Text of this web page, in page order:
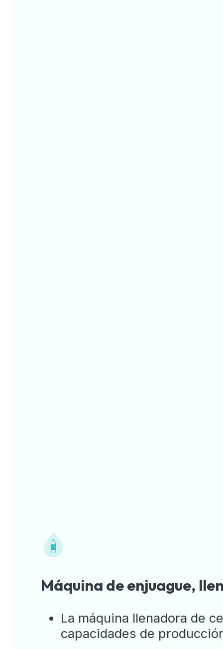
Máquina de enjuague,
La máquina llenadora de
capacidades de